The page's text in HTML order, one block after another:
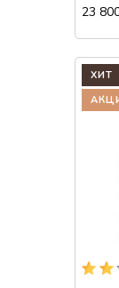
23
ХИТ